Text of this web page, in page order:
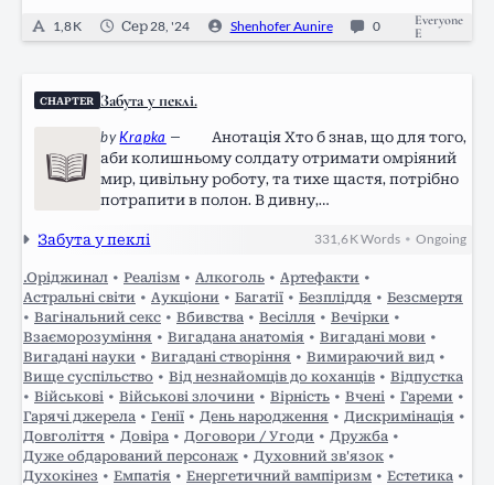
1,8 K Сер 28, '24 Shenhofer Aunire 0
Everyone
E
CHAPTER Забута у пеклі.
byKrapka —
Анотація Хто б знав, що для того,
аби колишньому солдату отримати омріяний
мир, цивільну роботу, та тихе щастя, потрібно
потрапити в полон. В дивну,
секретну країну, з власною глибокою історією
Забута у пеклі 331,6 KWords •Ongoing
.Оріджинал • Реалізм • Алкоголь • Артефакти •
Астральні світи • Аукціони • Багатії • Безпліддя • Безсмертя
• Вагінальний секс • Вбивства • Весілля • Вечірки •
Взаєморозуміння • Вигадана анатомія • Вигадані мови •
Вигадані науки • Вигадані створіння • Вимираючий вид •
Вище суспільство • Від незнайомців до коханців • Відпустка
• Військові • Військові злочини • Вірність • Вчені • Гареми •
Гарячі джерела • Генії • День народження • Дискримінація •
Довголіття • Довіра • Договори / Угоди • Дружба •
Дуже обдарований персонаж • Духовний зв'язок •
Духокінез • Емпатія • Енергетичний вампіризм • Естетика •